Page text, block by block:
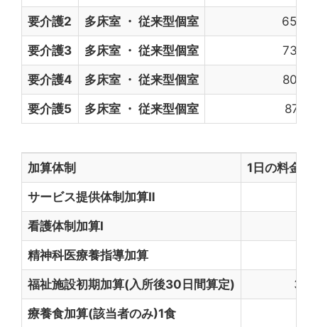
要介護2 多床室 ・ 従来型個室 659円
要介護3 多床室 ・ 従来型個室 732円
要介護4 多床室 ・ 従来型個室 802円
要介護5 多床室 ・ 従来型個室 871円
加算体制 1日の料金
サービス提供体制加算Ⅱ
看護体制加算I
精神科医療養指導加算
福祉施設初期加算(入所後30日間算定) 30
療養食加算(該当者のみ)1食